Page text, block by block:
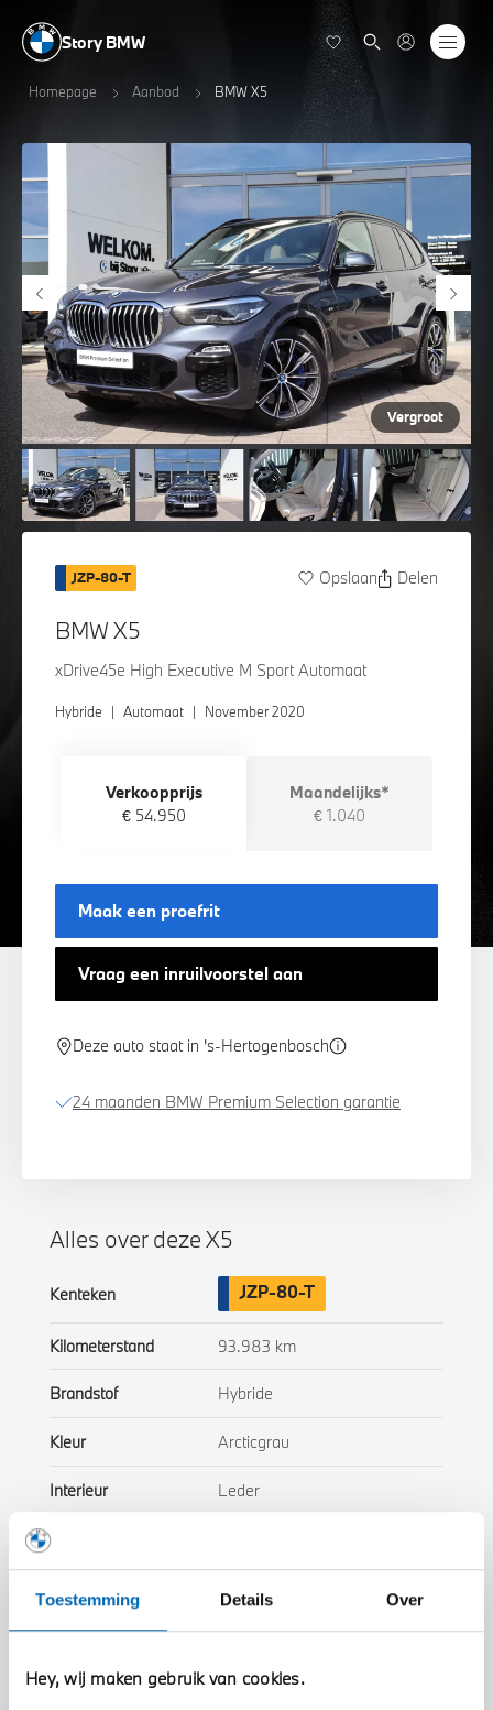
Toestemming Details Over
Hey, wij maken gebruik van cookies.
Story BMW
Homepage Aanbod BMW X5
Vergroot
JZP-80-T Opslaan Delen
BMW X5
xDrive45e High Executive M Sport Automaat
Hybride | Automaat | November 2020
Verkoopprijs
€ 54.950
Maandelijks*
€ 1.040
Maak een proefrit
Vraag een inruilvoorstel aan
Deze auto staat in 's-Hertogenbosch
24 maanden BMW Premium Selection garantie
Alles over deze X5
Kenteken JZP-80-T
Kilometerstand 93.983 km
Brandstof Hybride
Kleur Arcticgrau
Interieur Leder
Btw/Marge